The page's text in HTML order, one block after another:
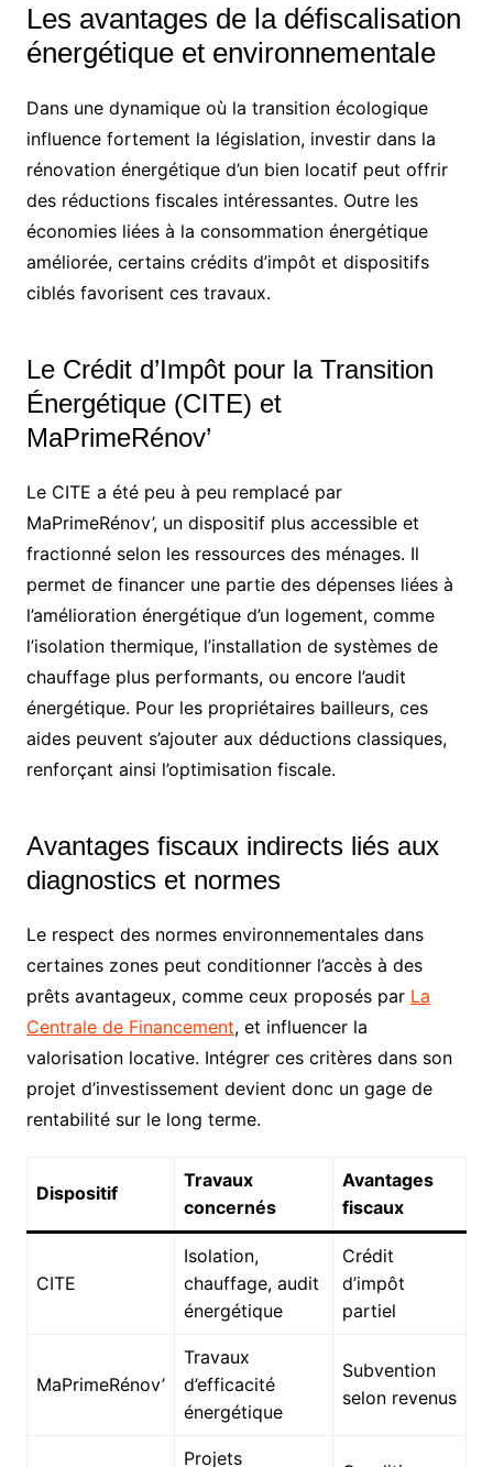
Les avantages de la défiscalisation
énergétique et environnementale
Dans une dynamique où la transition écologique
influence fortement la législation, investir dans la
rénovation énergétique d’un bien locatif peut offrir
des réductions fiscales intéressantes. Outre les
économies liées à la consommation énergétique
améliorée, certains crédits d’impôt et dispositifs
ciblés favorisent ces travaux.
Le Crédit d’Impôt pour la Transition
Énergétique (CITE) et
MaPrimeRénov’
Le CITE a été peu à peu remplacé par
MaPrimeRénov’, un dispositif plus accessible et
fractionné selon les ressources des ménages. Il
permet de financer une partie des dépenses liées à
l’amélioration énergétique d’un logement, comme
l’isolation thermique, l’installation de systèmes de
chauffage plus performants, ou encore l’audit
énergétique. Pour les propriétaires bailleurs, ces
aides peuvent s’ajouter aux déductions classiques,
renforçant ainsi l’optimisation fiscale.
Avantages fiscaux indirects liés aux
diagnostics et normes
Le respect des normes environnementales dans
certaines zones peut conditionner l’accès à des
prêts avantageux, comme ceux proposés par La
Centrale de Financement, et influencer la
valorisation locative. Intégrer ces critères dans son
projet d’investissement devient donc un gage de
rentabilité sur le long terme.
Dispositif
Travaux
concernés
Avantages
fiscaux
CITE
Isolation,
chauffage, audit
énergétique
Crédit
d’impôt
partiel
MaPrimeRénov’
Travaux
d’efficacité
énergétique
Subvention
selon revenus
Projets